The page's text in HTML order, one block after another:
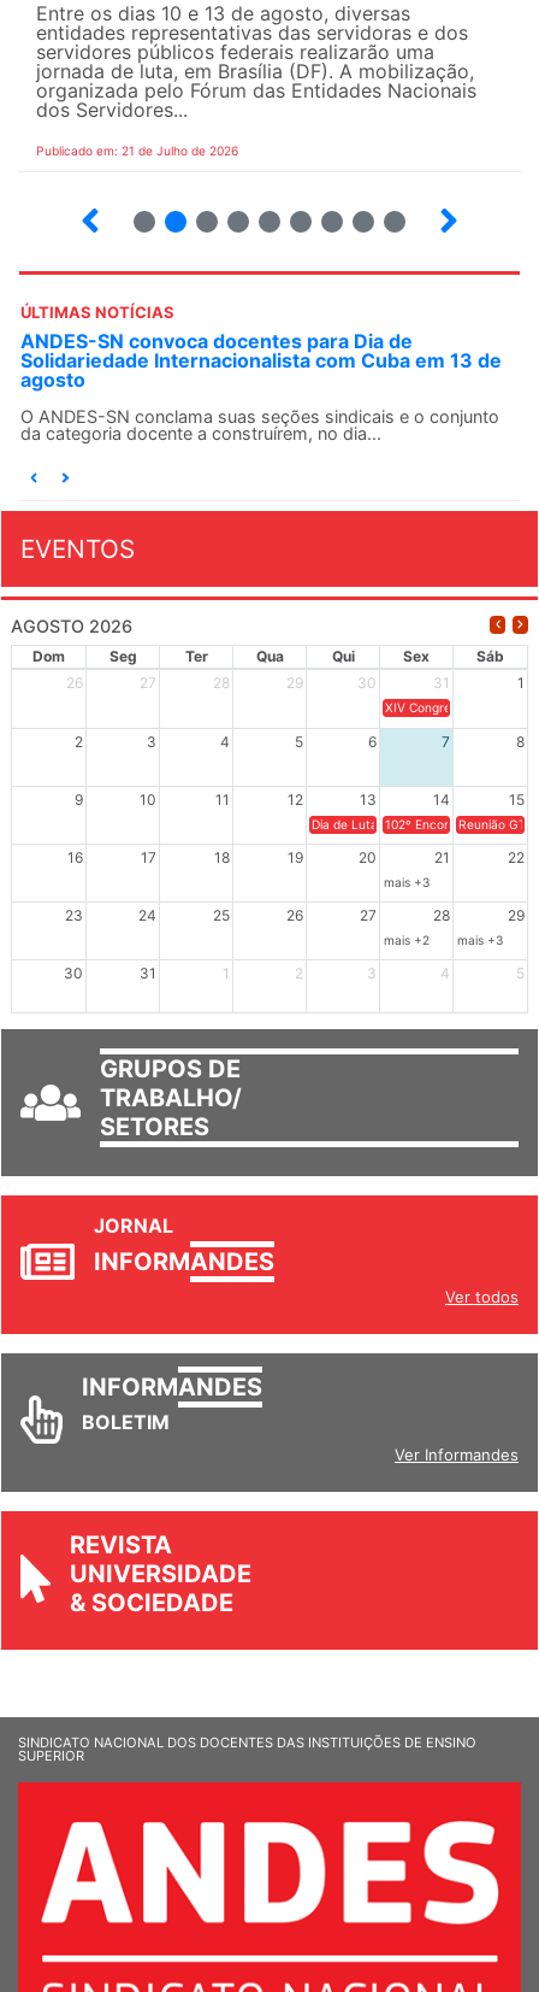
Entre os dias 10 e 13 de agosto, diversas
entidades representativas das servidoras e dos
servidores públicos federais realizarão uma
jornada de luta, em Brasília (DF). A mobilização,
organizada pelo Fórum das Entidades Nacionais
dos Servidores...
Publicado em: 21 de Julho de 2026
ÚLTIMAS NOTÍCIAS
ANDES-SN convoca docentes para Dia de
Solidariedade Internacionalista com Cuba em 13 de
agosto
O ANDES-SN conclama suas seções sindicais e o conjunto
da categoria docente a construírem, no dia...
EVENTOS
AGOSTO 2026
Dom Seg Ter Qua Qui Sex
Sáb
26
27 28 29 30 31 1
XIV Congresso Brasileiro
2 3 4 5 6 7 8
9 10 11 12 13 14 15
Dia de Luta em Defesa de Cuba e da
102º Encontro da
Reunião
16 17 18 19 20 21 22
mais +3
23 24 25 26 27 28 29
mais +2 mais +3
30 31 1 2 3 4 5
GRUPOS DE
TRABALHO/
SETORES
JORNAL
INFORMANDES
Ver todos
INFORMANDES
BOLETIM
Ver Informandes
REVISTA
UNIVERSIDADE
& SOCIEDADE
SINDICATO NACIONAL DOS DOCENTES DAS INSTITUIÇÕES DE ENSINO
SUPERIOR